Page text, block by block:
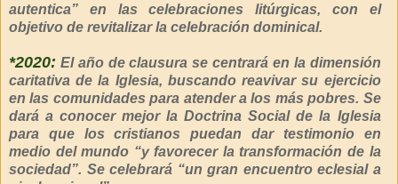
autentica” en las celebraciones litúrgicas, con el
objetivo de revitalizar la celebración dominical.
*2020: El año de clausura se centrará en la dimensión
caritativa de la Iglesia, buscando reavivar su ejercicio
en las comunidades para atender a los más pobres. Se
dará a conocer mejor la Doctrina Social de la Iglesia
para que los cristianos puedan dar testimonio en
medio del mundo “y favorecer la transformación de la
sociedad”. Se celebrará “un gran encuentro eclesial a